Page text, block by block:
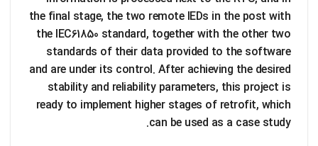
the final stage, the two remote IEDs in the post with
the IEC61850 standard, together with the other two
standards of their data provided to the software
and are under its control. After achieving the desired
stability and reliability parameters, this project is
ready to implement higher stages of retrofit, which
can be used as a case study.